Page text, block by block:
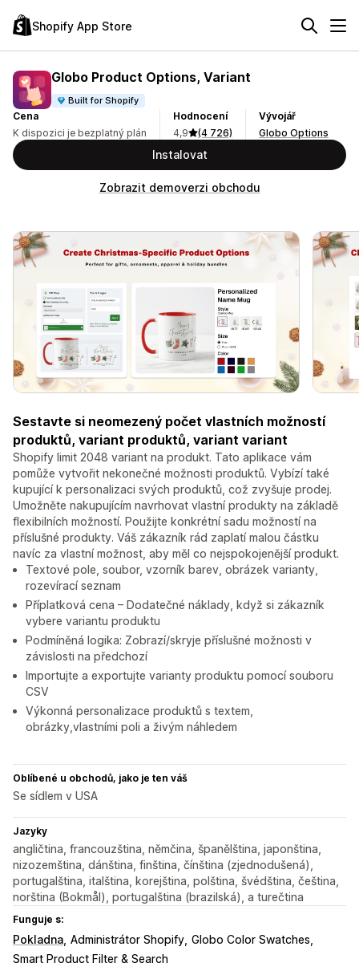
Shopify App Store
Globo Product Options, Variant
Built for Shopify
Cena
K dispozici je bezplatný plán
Hodnocení
4,9
(4 726)
Vývojář
Globo Options
Instalovat
Zobrazit demoverzi obchodu
Sestavte si neomezený počet vlastních možností
produktů, variant produktů, variant variant
Shopify limit 2048 variant na produkt. Tato aplikace vám
pomůže vytvořit nekonečné možnosti produktů. Vybízí také
kupující k personalizaci svých produktů, což zvyšuje prodej.
Umožněte nakupujícím navrhovat vlastní produkty na základě
flexibilních možností. Použijte konkrétní sadu možností na
příslušné produkty. Váš zákazník rád zaplatí malou částku
navíc za vlastní možnost, aby měl co nejspokojenější produkt.
Textové pole, soubor, vzorník barev, obrázek varianty,
rozevírací seznam
Příplatková cena – Dodatečné náklady, když si zákazník
vybere variantu produktu
Podmíněná logika: Zobrazí/skryje příslušné možnosti v
závislosti na předchozí
Importujte a exportujte varianty produktu pomocí souboru
CSV
Výkonná personalizace produktů s textem,
obrázky,vlastními poli a živým náhledem
Oblíbené u obchodů, jako je ten váš
Se sídlem v USA
Jazyky
angličtina, francouzština, němčina, španělština, japonština,
nizozemština, dánština, finština, čínština (zjednodušená),
portugalština, italština, korejština, polština, švédština, čeština,
norština (Bokmål), portugalština (brazilská), a turečtina
Funguje s:
Pokladna Administrátor Shopify Globo Color Swatches
Smart Product Filter & Search